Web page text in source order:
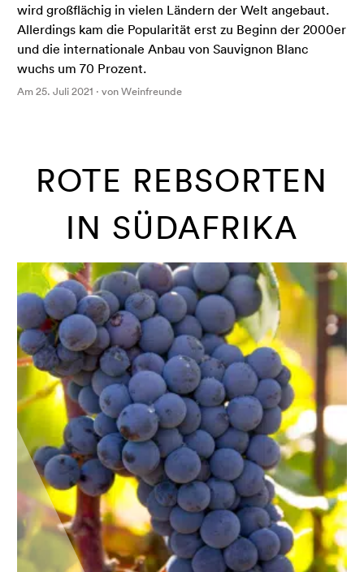
wird großflächig in vielen Ländern der Welt angebaut.
Allerdings kam die Popularität erst zu Beginn der 2000er
und die internationale Anbau von Sauvignon Blanc
wuchs um 70 Prozent.
Am 25. Juli 2021 · von Weinfreunde
ROTE REBSORTEN
IN SÜDAFRIKA